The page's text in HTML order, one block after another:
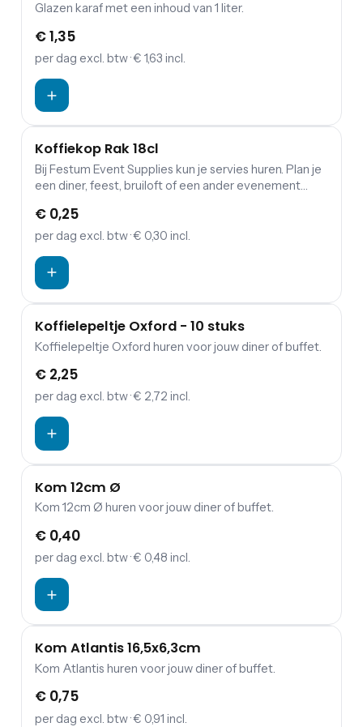
Glazen karaf met een inhoud van 1 liter.
€ 1,35
per dag excl. btw· € 1,63 incl.
Koffiekop Rak 18cl
Bij Festum Event Supplies kun je servies huren. Plan je
een diner, feest, bruiloft of een ander evenement
Dan is de kans groot dat je servies wilt huren. Festum
Event Supplies verhuur verschillende glazen, borden,
feest of evenement? Dat doe je natuurlijk in deze
witte porseleinen koffiekopjes met een inhoud van 15
cl. De koffiekopjes kun je komen ophalen bij ons in
het te laten bezorgen. Hiervoor worden wel extra
kosten in rekening gebracht.
€ 0,25
per dag excl. btw· € 0,30 incl.
Koffielepeltje Oxford - 10 stuks
Koffielepeltje Oxford huren voor jouw diner of buffet.
€ 2,25
per dag excl. btw· € 2,72 incl.
Kom 12cm Ø
Kom 12cm Ø huren voor jouw diner of buffet.
€ 0,40
per dag excl. btw· € 0,48 incl.
Kom Atlantis 16,5x6,3cm
Kom Atlantis huren voor jouw diner of buffet.
€ 0,75
per dag excl. btw· € 0,91 incl.